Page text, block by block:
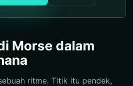
Morse dalam
ritme. Titik itu pendek,